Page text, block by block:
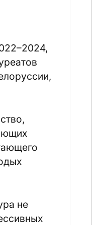
не